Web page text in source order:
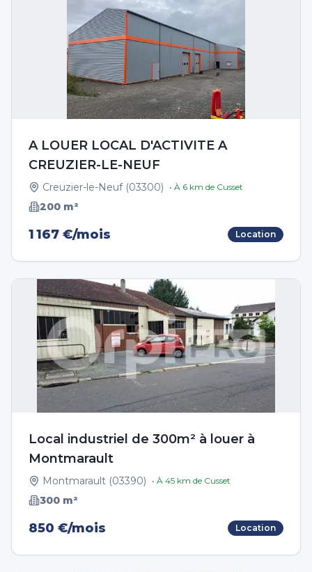
A LOUER LOCAL D'ACTIVITE A
CREUZIER-LE-NEUF
Creuzier-le-Neuf(03300) • À 6 km de Cusset
200 m²
1 167 €/mois Location
Local industriel de 300m² à louer à
Montmarault
Montmarault (03390) • À 45 km de Cusset
300 m²
850 €/mois Location